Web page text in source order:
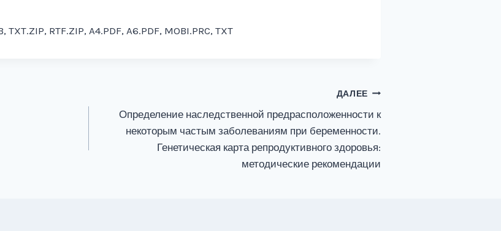
RTF.ZIP, A4.PDF, A6.PDF, MOBI.PRC, TXT
ДАЛЕЕ
Определение наследственной предрасположенности к
некоторым частым заболеваниям при беременности.
Генетическая карта репродуктивного здоровья:
методические рекомендации